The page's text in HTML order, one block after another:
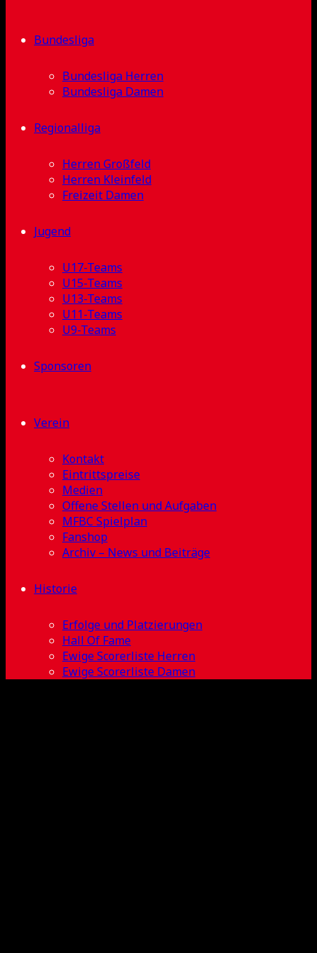
Bundesliga
Bundesliga Herren
Bundesliga Damen
Regionalliga
Herren Großfeld
Herren Kleinfeld
Freizeit Damen
Jugend
U17-Teams
U15-Teams
U13-Teams
U11-Teams
U9-Teams
Sponsoren
Verein
Kontakt
Eintrittspreise
Medien
Offene Stellen und Aufgaben
MFBC Spielplan
Fanshop
Archiv – News und Beiträge
Historie
Erfolge und Platzierungen
Hall Of Fame
Ewige Scorerliste Herren
Ewige Scorerliste Damen